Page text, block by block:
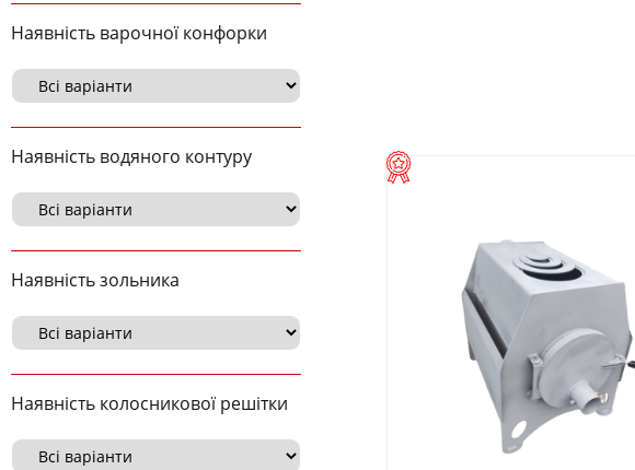
Наявність варочної конфорки
Наявність водяного контуру
Наявність зольника
Наявність колосникової решітки